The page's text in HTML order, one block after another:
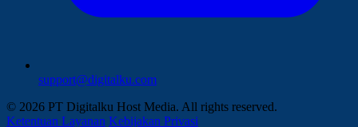
support@digitalku.com
© 2026 PT Digitalku Host Media. All rights reserved.
Ketentuan Layanan Kebijakan Privasi